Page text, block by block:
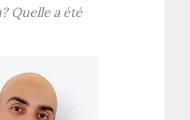
Quelle a été